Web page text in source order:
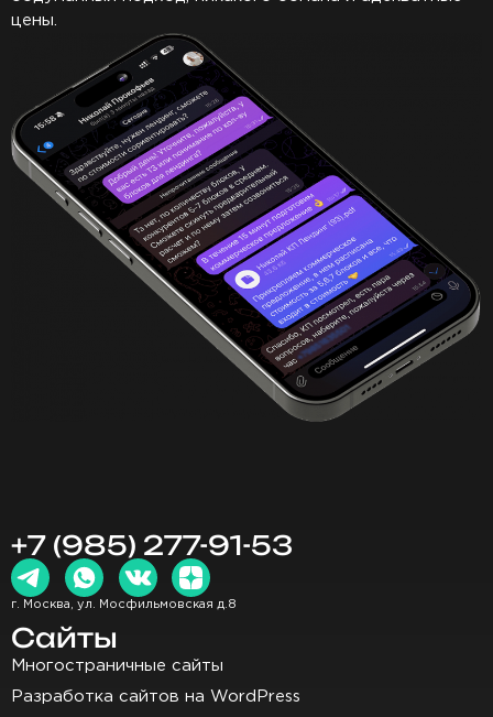
цены.
+7 (985) 277-91-53
г. Москва, ул. Мосфильмовская д.8
Сайты
Многостраничные сайты
Разработка сайтов на WordPress